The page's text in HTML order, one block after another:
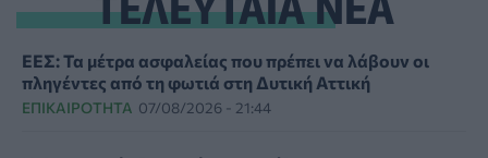
ΕΕΣ: Τα μέτρα ασφαλείας που πρέπει να λάβουν οι
πληγέντες από τη φωτιά στη Δυτική Αττική
ΕΠΙΚΑΙΡΌΤΗΤΑ 07/08/2026 - 21:44